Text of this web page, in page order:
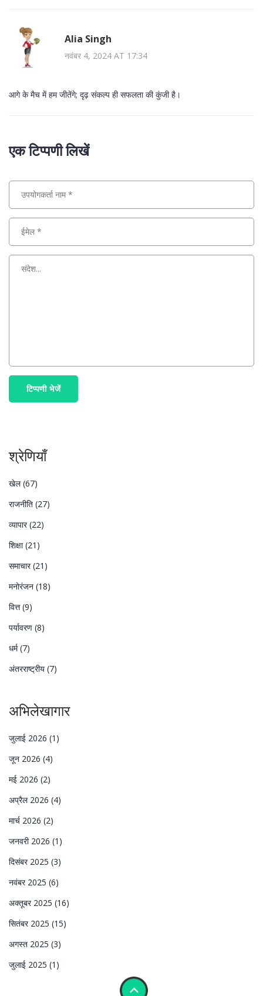
Alia Singh
नवंबर 4, 2024 AT 17:34
आगे के मैच में हम जीतेंगे; दृढ़ संकल्प ही सफलता की कुंजी है।
एक टिप्पणी लिखें
टिप्पणी भेजें
श्रेणियाँ
खेल(67)
राजनीति (27)
व्यापार(22)
शिक्षा(21)
समाचार(21)
मनोरंजन (18)
वित्त(9)
पर्यावरण (8)
धर्म(7)
अंतरराष्ट्रीय (7)
अभिलेखागार
जुलाई 2026 (1)
जून 2026 (4)
मई 2026 (2)
अप्रैल 2026 (4)
मार्च 2026 (2)
जनवरी 2026 (1)
दिसंबर 2025 (3)
नवंबर 2025 (6)
अक्तूबर 2025 (16)
सितंबर 2025 (15)
अगस्त 2025 (3)
जुलाई 2025 (1)